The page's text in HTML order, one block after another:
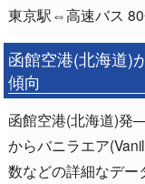
東京駅⇔高速バス
函館空港(北海道)
傾向
函館空港(北海道)発
からバニラエア
数などの詳細なデー